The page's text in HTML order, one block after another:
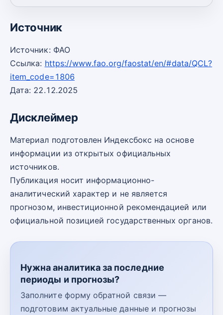
Источник
Источник: ФАО
Ссылка: https://www.fao.org/faostat/en/#data/QCL?
item_code=1806
Дата: 22.12.2025
Дисклеймер
Материал подготовлен Индексбокс на основе
информации из открытых официальных
источников.
Публикация носит информационно-
аналитический характер и не является
прогнозом, инвестиционной рекомендацией или
официальной позицией государственных органов.
Нужна аналитика за последние
периоды и прогнозы?
Заполните форму обратной связи —
подготовим актуальные данные и прогнозы